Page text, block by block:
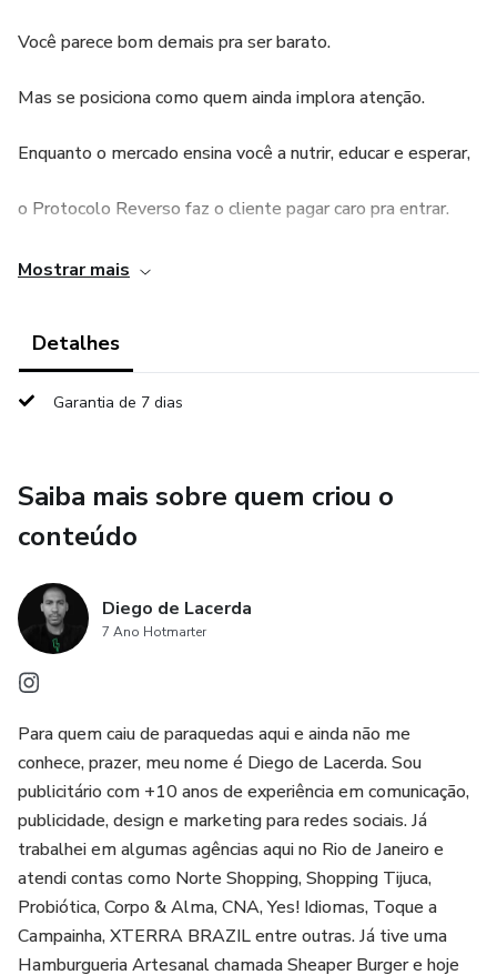
Você parece bom demais pra ser barato.
Mas se posiciona como quem ainda implora atenção.
Enquanto o mercado ensina você a nutrir, educar e esperar,
o Protocolo Reverso faz o cliente pagar caro pra entrar.
É um método que inverte o funil e reposiciona você na
Antes de você abrir a boca, o lead já sente:
“Se eu não fechar com essa pessoa agora, vou perder
Mas atenção:
Essa estratégia não é pra quem vende pra qualquer um.
É pra quem já tem entrega afiada, mas parece barato
demais pra ser prioridade.
Você recebe:
- Diagnóstico cirúrgico do que hoje te faz parecer
descartável
- Ajustes invisíveis que aumentam sua autoridade
percebida
- Estratégia de reposicionamento pra atrair quem paga
mais, sem questionar
Mostrar mais
Detalhes
Garantia de 7 dias
Saiba mais sobre quem criou o
conteúdo
Diego de Lacerda
7 Ano Hotmarter
Para quem caiu de paraquedas aqui e ainda não me
conhece, prazer, meu nome é Diego de Lacerda. Sou
publicitário com +10 anos de experiência em comunicação,
publicidade, design e marketing para redes sociais. Já
trabalhei em algumas agências aqui no Rio de Janeiro e
atendi contas como Norte Shopping, Shopping Tijuca,
Probiótica, Corpo & Alma, CNA, Yes! Idiomas, Toque a
Campainha, XTERRA BRAZIL entre outras. Já tive uma
Hamburgueria Artesanal chamada Sheaper Burger e hoje